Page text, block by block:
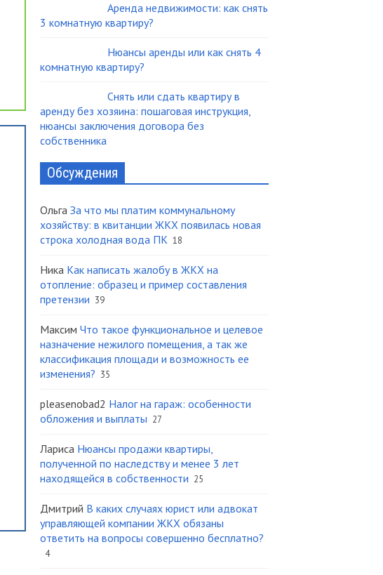
Аренда недвижимости: как снять
3 комнатную квартиру?
Нюансы аренды или как снять 4
комнатную квартиру?
Снять или сдать квартиру в
аренду без хозяина: пошаговая инструкция,
нюансы заключения договора без
собственника
Обсуждения
Ольга За что мы платим коммунальному
хозяйству: в квитанции ЖКХ появилась новая
строка холодная вода ПК 18
Ника Как написать жалобу в ЖКХ на
отопление: образец и пример составления
претензии 39
Максим Что такое функциональное и целевое
назначение нежилого помещения, а так же
классификация площади и возможность ее
изменения? 35
pleasenobad2 Налог на гараж: особенности
обложения и выплаты 27
Лариса Нюансы продажи квартиры,
полученной по наследству и менее 3 лет
находящейся в собственности 25
Дмитрий В каких случаях юрист или адвокат
управляющей компании ЖКХ обязаны
ответить на вопросы совершенно бесплатно?
4